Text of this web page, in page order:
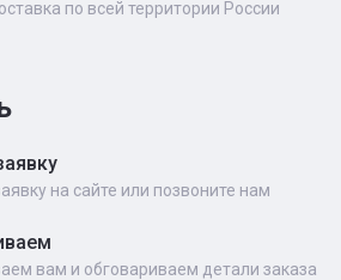
по всей территории России
на сайте или позвоните нам
вам и обговариваем детали заказа